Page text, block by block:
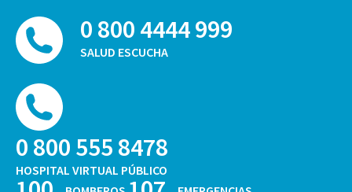
0 800 4444 999
SALUD ESCUCHA
0 800 555 8478
HOSPITAL VIRTUAL PÚBLICO